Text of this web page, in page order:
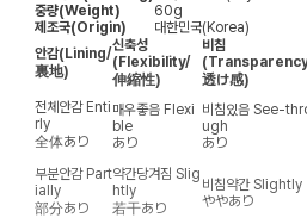
중량(Weight)
60g
제조국(Origin)
대한민국(Korea)
안감(Lining/
裏地)
신축성
(Flexibility/
伸縮性)
비침
透け感)
전체안감 Enti
rly
全体あり
매우좋음 Flexi
ble
あり
비침있음 See-
ugh
あり
부분안감 Part
ially
部分あり
약간당겨짐 Slig
htly
若干あり
비침약간 Slightly
ややあり